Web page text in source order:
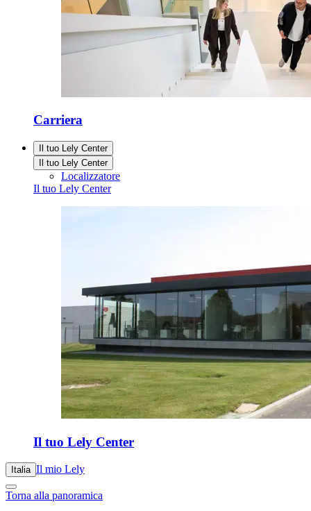
Carriera
Il tuo Lely Center
Il tuo Lely Center
Localizzatore
Il tuo Lely Center
Il tuo Lely Center
Italia Il mio Lely
Torna alla panoramica